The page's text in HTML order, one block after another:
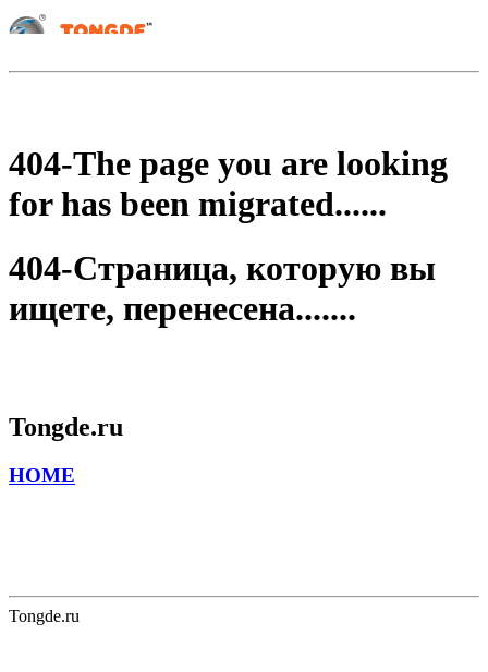
404-The page you are looking
for has been migrated......
404-Страница, которую вы
ищете, перенесена.......
Tongde.ru
HOME
Tongde.ru